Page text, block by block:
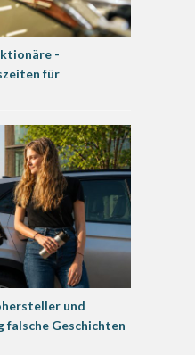
-
für
und
falsche Geschichten